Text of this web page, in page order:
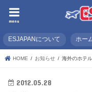
menu
ESJAPANについて ホー
HOME お知らせ 海外のホテ
2012.05.28